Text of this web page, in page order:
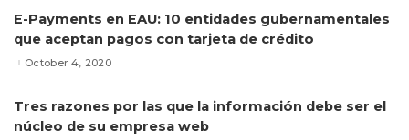
E-Payments en EAU: 10 entidades gubernamentales
que aceptan pagos con tarjeta de crédito
October 4, 2020
Tres razones por las que la información debe ser el
núcleo de su empresa web